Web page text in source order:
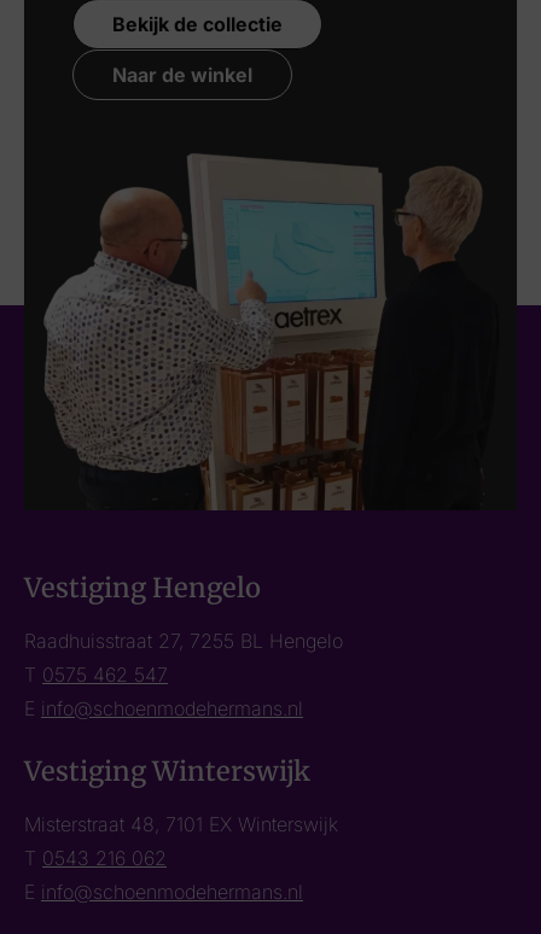
Bekijk de collectie
Naar de winkel
Vestiging Hengelo
Raadhuisstraat 27, 7255 BL Hengelo
T 0575 462 547
E info@schoenmodehermans.nl
Vestiging Winterswijk
Misterstraat 48, 7101 EX Winterswijk
T 0543 216 062
E info@schoenmodehermans.nl